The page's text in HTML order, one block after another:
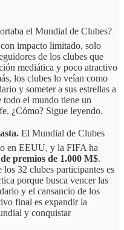
el Mundial de Clubes?
impacto limitado, solo
de los clubes que
mediática y poco atractivo
los clubes lo veían como
y someter a sus estrellas a
todo el mundo tiene un
¿Cómo? Sigue leyendo.
El Mundial de Clubes
en EEUU, y la FIFA ha
premios de 1.000 M$.
32 clubes participantes es
porque busca vencer las
y el cansancio de los
final es expandir la
y conquistar